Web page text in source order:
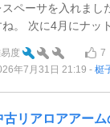
スペーサを入れまし
ね。 次に4月にナッ
度 7
年7月31日 21:19
梃
古リアロアアー